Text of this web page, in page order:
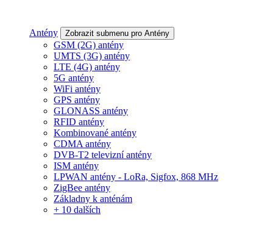
Antény Zobrazit submenu pro Antény
GSM (2G) antény
UMTS (3G) antény
LTE (4G) antény
5G antény
WiFi antény
GPS antény
GLONASS antény
RFID antény
Kombinované antény
CDMA antény
DVB-T2 televizní antény
ISM antény
LPWAN antény - LoRa, Sigfox, 868 MHz
ZigBee antény
Základny k anténám
+ 10 dalších